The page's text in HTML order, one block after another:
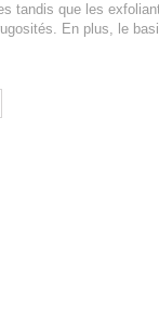
tandis que les
En plus, le